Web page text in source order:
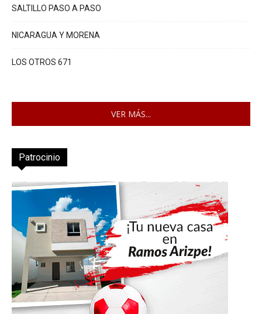
SALTILLO PASO A PASO
NICARAGUA Y MORENA
LOS OTROS 671
VER MÁS...
Patrocinio